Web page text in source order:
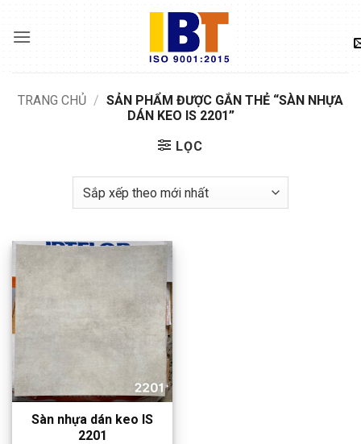
Skip
to
content
TRANG CHỦ / SẢN PHẨM ĐƯỢC GẮN THẺ “SÀN NHỰA
DÁN KEO IS 2201”
LỌC
Sàn nhựa dán keo IS
2201